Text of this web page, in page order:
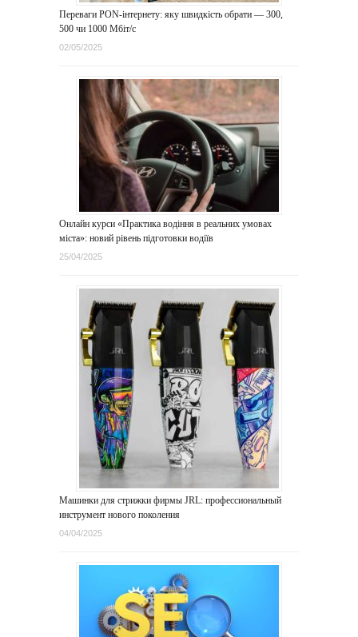
Переваги PON-інтернету: яку швидкість обрати — 300,
500 чи 1000 Мбіт/с
02/05/2025
Онлайн курси «Практика водіння в реальних умовах
міста»: новий рівень підготовки водіїв
25/04/2025
Машинки для стрижки фирмы JRL: профессиональный
инструмент нового поколения
04/04/2025